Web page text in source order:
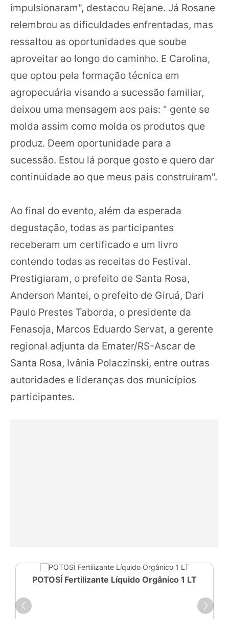
impulsionaram", destacou Rejane. Já Rosane
relembrou as dificuldades enfrentadas, mas
ressaltou as oportunidades que soube
aproveitar ao longo do caminho. E Carolina,
que optou pela formação técnica em
agropecuária visando a sucessão familiar,
deixou uma mensagem aos pais: " gente se
molda assim como molda os produtos que
produz. Deem oportunidade para a
sucessão. Estou lá porque gosto e quero dar
continuidade ao que meus pais construíram".
Ao final do evento, além da esperada
degustação, todas as participantes
receberam um certificado e um livro
contendo todas as receitas do Festival.
Prestigiaram, o prefeito de Santa Rosa,
Anderson Mantei, o prefeito de Giruá, Dari
Paulo Prestes Taborda, o presidente da
Fenasoja, Marcos Eduardo Servat, a gerente
regional adjunta da Emater/RS-Ascar de
Santa Rosa, Ivânia Polaczinski, entre outras
autoridades e lideranças dos municípios
participantes.
POTOSÍ Fertilizante Líquido Orgânico 1 LT